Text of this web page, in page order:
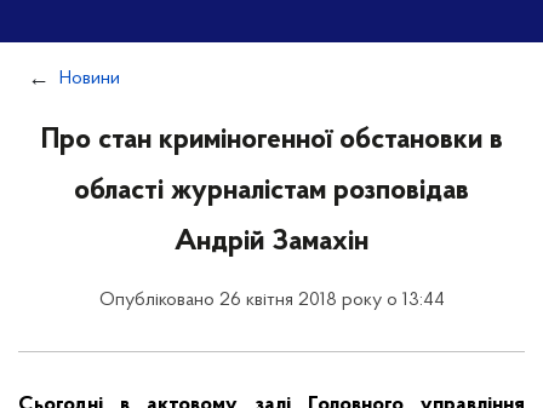
Новини
Про стан криміногенної обстановки в
області журналістам розповідав
Андрій Замахін
Опубліковано 26 квітня 2018 року о 13:44